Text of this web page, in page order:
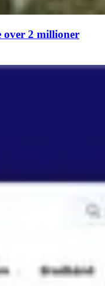
over 2 millioner